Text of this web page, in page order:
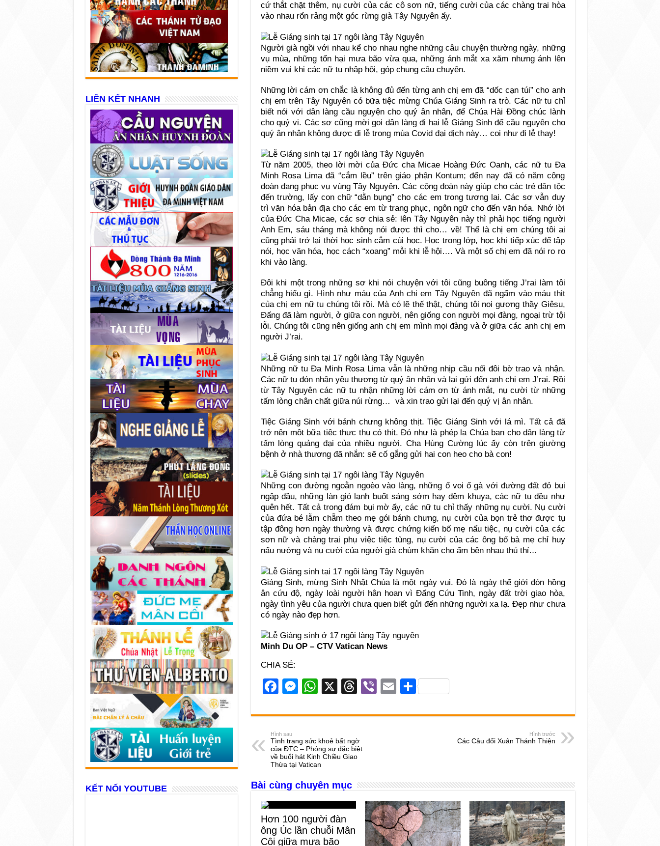
cứ thắt chặt thêm, nụ cười của các cô sơn nữ, tiếng cười của các chàng trai hòa
vào nhau rổn rảng một góc rừng già Tây Nguyên ấy.
Người già ngồi với nhau kể cho nhau nghe những câu chuyện thường ngày, những
vụ mùa, những tổn hại mưa bão vừa qua, những ánh mắt xa xăm nhưng ánh lên
niềm vui khi các nữ tu nhập hội, góp chung câu chuyện.
Những lời cám ơn chắc là không đủ đến từng anh chị em đã “dốc cạn túi” cho anh
chị em trên Tây Nguyên có bữa tiệc mừng Chúa Giáng Sinh ra trò. Các nữ tu chỉ
biết nói với dân làng cầu nguyện cho quý ân nhân, để Chúa Hài Đồng chúc lành
cho quý vị. Các sơ cũng mời gọi dân làng đi hai lễ Giáng Sinh để cầu nguyện cho
quý ân nhân không được đi lễ trong mùa Covid đại dịch này… coi như đi lễ thay!
Từ năm 2005, theo lời mời của Đức cha Micae Hoàng Đức Oanh, các nữ tu Đa
Minh Rosa Lima đã “cắm lều” trên giáo phận Kontum; đến nay đã có năm cộng
đoàn đang phục vụ vùng Tây Nguyên. Các cộng đoàn này giúp cho các trẻ dân tộc
đến trường, lấy con chữ “dằn bụng” cho các em trong tương lai. Các sơ vẫn duy
trì văn hóa bản địa cho các em từ trang phục, ngôn ngữ cho đến văn hóa. Nhớ lời
của Đức Cha Micae, các sơ chia sẻ: lên Tây Nguyên này thì phải học tiếng người
Anh Em, sáu tháng mà không nói được thì cho… về! Thế là chị em chúng tôi ai
cũng phải trở lại thời học sinh cắm cúi học. Học trong lớp, học khi tiếp xúc để tập
nói, học văn hóa, học cách “xoang” mỗi khi lễ hội…. Và một số chị em đã nói ro ro
khi vào làng.
Đôi khi một trong những sơ khi nói chuyện với tôi cũng buông tiếng J’rai làm tôi
chẳng hiểu gì. Hình như máu của Anh chị em Tây Nguyên đã ngấm vào máu thịt
của chị em nữ tu chúng tôi rồi. Mà có lẽ thế thật, chúng tôi noi gương thầy Giêsu,
Đấng đã làm người, ở giữa con người, nên giống con người mọi đàng, ngoại trừ tội
lỗi. Chúng tôi cũng nên giống anh chị em mình mọi đàng và ở giữa các anh chị em
người J’rai.
Những nữ tu Đa Minh Rosa Lima vẫn là những nhịp cầu nối đôi bờ trao và nhận.
Các nữ tu đón nhận yêu thương từ quý ân nhân và lại gửi đến anh chị em J’rai. Rồi
từ Tây Nguyên các nữ tu nhận những lời cám ơn từ ánh mắt, nụ cười từ những
tấm lòng chân chất giữa núi rừng… và xin trao gửi lại đến quý vị ân nhân.
Tiệc Giáng Sinh với bánh chưng không thịt. Tiệc Giáng Sinh với lá mì. Tất cả đã
trở nên một bữa tiệc thực thụ có thịt. Đó như là phép lạ Chúa ban cho dân làng từ
tấm lòng quảng đại của nhiều người. Cha Hùng Cường lúc ấy còn trên giường
bệnh ở nhà thương đã nhắn: sẽ cố gắng gửi hai con heo cho bà con!
Những con đường ngoằn ngoèo vào làng, những ổ voi ổ gà với đường đất đỏ bụi
ngập đầu, những làn gió lạnh buốt sáng sớm hay đêm khuya, các nữ tu đều như
quên hết. Tất cả trong đám bụi mờ ấy, các nữ tu chỉ thấy những nụ cười. Nụ cười
của đứa bé lẫm chẫm theo mẹ gói bánh chưng, nụ cười của bọn trẻ thơ được tụ
tập đông hơn ngày thường và được chứng kiến bố mẹ nấu tiệc, nụ cười của các
sơn nữ và chàng trai phụ việc tiệc tùng, nụ cười của các ông bố bà mẹ chỉ huy
nấu nướng và nụ cười của người già chùm khăn cho ấm bên nhau thủ thỉ…
Giáng Sinh, mừng Sinh Nhật Chúa là một ngày vui. Đó là ngày thế giới đón hồng
ân cứu độ, ngày loài người hân hoan vì Đấng Cứu Tinh, ngày đất trời giao hòa,
ngày tình yêu của người chưa quen biết gửi đến những người xa lạ. Đẹp như chưa
có ngày nào đẹp hơn.
Minh Du OP – CTV Vatican News
CHIA SẺ:
F
c
e
b
o
o
k
M
ss
n
g
er
W
at
A
p
p
X
T
e
d
Vi
er
E
ail
S
ar
Hình sau
Tình trạng sức khoẻ bất ngờ
của ĐTC – Phóng sự đặc biệt
về buổi hát Kinh Chiều Giao
Thừa tại Vatican
Hình trước
Các Câu đối Xuân Thánh Thiện
Bài cùng chuyên mục
Hơn 100 người đàn
ông Úc lần chuỗi Mân
Côi giữa mưa bão
LIÊN KẾT NHANH
KẾT NỐI YOUTUBE